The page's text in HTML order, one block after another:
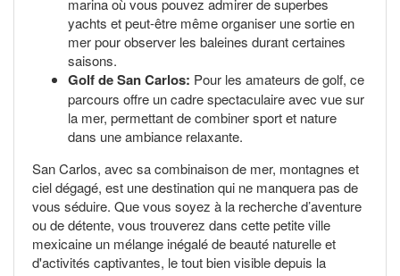
marina où vous pouvez admirer de superbes
yachts et peut-être même organiser une sortie en
mer pour observer les baleines durant certaines
saisons.
Golf de San Carlos: Pour les amateurs de golf, ce
parcours offre un cadre spectaculaire avec vue sur
la mer, permettant de combiner sport et nature
dans une ambiance relaxante.
San Carlos, avec sa combinaison de mer, montagnes et
ciel dégagé, est une destination qui ne manquera pas de
vous séduire. Que vous soyez à la recherche d’aventure
ou de détente, vous trouverez dans cette petite ville
mexicaine un mélange inégalé de beauté naturelle et
d'activités captivantes, le tout bien visible depuis la